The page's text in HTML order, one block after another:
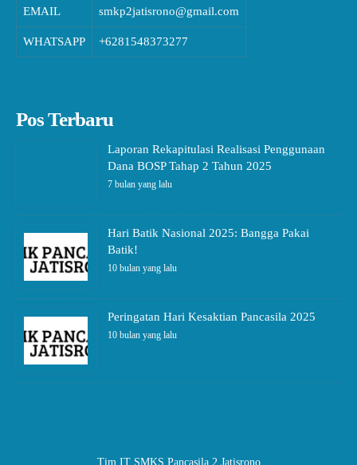
EMAIL smkp2jatisrono@gmail.com
WHATSAPP +6281548373277
Pos Terbaru
Laporan Rekapitulasi Realisasi Penggunaan
Dana BOSP Tahap 2 Tahun 2025
7 bulan yang lalu
Hari Batik Nasional 2025: Bangga Pakai
Batik!
10 bulan yang lalu
Peringatan Hari Kesaktian Pancasila 2025
10 bulan yang lalu
Tim IT SMKS Pancasila 2 Jatisrono